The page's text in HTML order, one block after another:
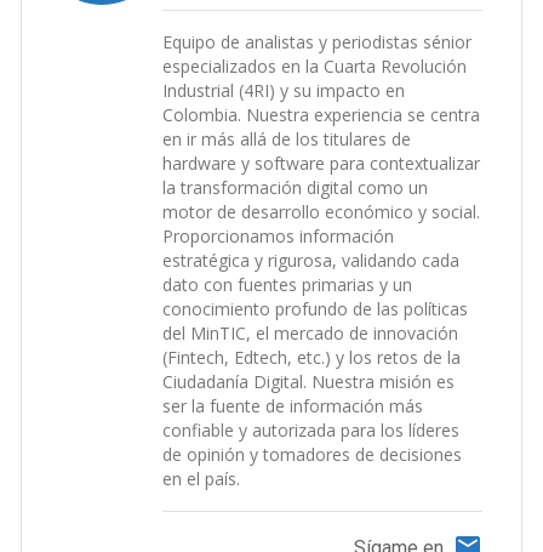
Equipo de analistas y periodistas sénior
especializados en la Cuarta Revolución
Industrial (4RI) y su impacto en
Colombia. Nuestra experiencia se centra
en ir más allá de los titulares de
hardware y software para contextualizar
la transformación digital como un
motor de desarrollo económico y social.
Proporcionamos información
estratégica y rigurosa, validando cada
dato con fuentes primarias y un
conocimiento profundo de las políticas
del MinTIC, el mercado de innovación
(Fintech, Edtech, etc.) y los retos de la
Ciudadanía Digital. Nuestra misión es
ser la fuente de información más
confiable y autorizada para los líderes
de opinión y tomadores de decisiones
en el país.